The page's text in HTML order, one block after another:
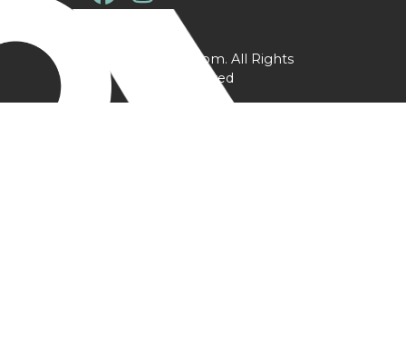
@ YPtrainer.com. All Rights
Reserved